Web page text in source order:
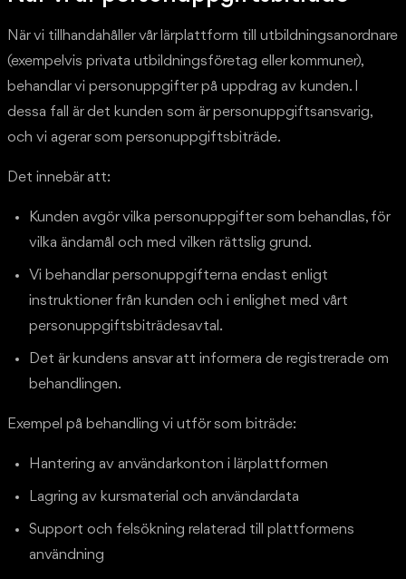
När vi tillhandahåller vår lärplattform till utbildningsanordnare
(exempelvis privata utbildningsföretag eller kommuner),
behandlar vi personuppgifter på uppdrag av kunden. I
dessa fall är det kunden som är personuppgiftsansvarig,
och vi agerar som personuppgiftsbiträde.
Det innebär att:
Kunden avgör vilka personuppgifter som behandlas, för
vilka ändamål och med vilken rättslig grund.
Vi behandlar personuppgifterna endast enligt
instruktioner från kunden och i enlighet med vårt
personuppgiftsbiträdesavtal.
Det är kundens ansvar att informera de registrerade om
behandlingen.
Exempel på behandling vi utför som biträde:
Hantering av användarkonton i lärplattformen
Lagring av kursmaterial och användardata
Support och felsökning relaterad till plattformens
användning